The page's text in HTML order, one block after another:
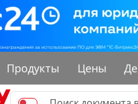
Продукты Цены